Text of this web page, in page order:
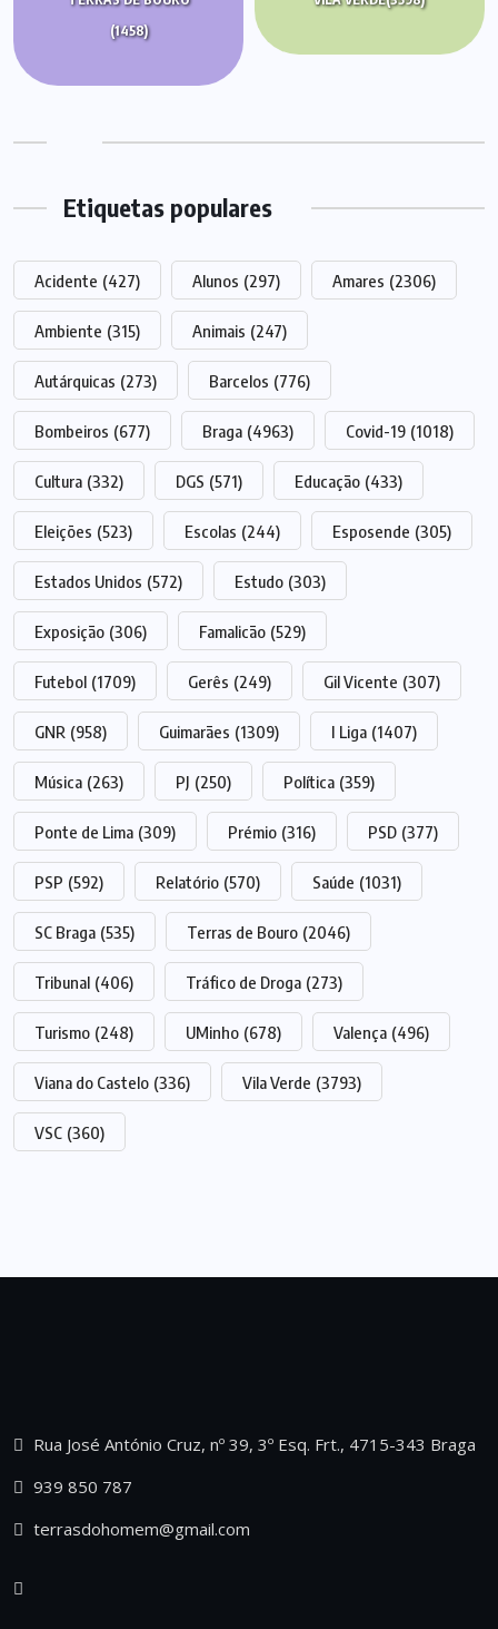
(1458)
Etiquetas populares
Acidente (427) Alunos (297) Amares (2306)
Ambiente (315) Animais (247)
Autárquicas (273) Barcelos (776)
Bombeiros (677) Braga (4963) Covid-19 (1018)
Cultura (332) DGS (571) Educação (433)
Eleições (523) Escolas (244) Esposende (305)
Estados Unidos (572) Estudo (303)
Exposição (306) Famalicão (529)
Futebol (1709) Gerês (249) Gil Vicente (307)
GNR (958) Guimarães (1309) I Liga (1407)
Música (263) PJ (250) Política (359)
Ponte de Lima (309) Prémio (316) PSD (377)
PSP (592) Relatório (570) Saúde (1031)
SC Braga (535) Terras de Bouro (2046)
Tribunal (406) Tráfico de Droga (273)
Turismo (248) UMinho (678) Valença (496)
Viana do Castelo (336) Vila Verde (3793)
VSC (360)
Rua José António Cruz, nº 39, 3º Esq. Frt., 4715-343 Braga
939 850 787
terrasdohomem@gmail.com